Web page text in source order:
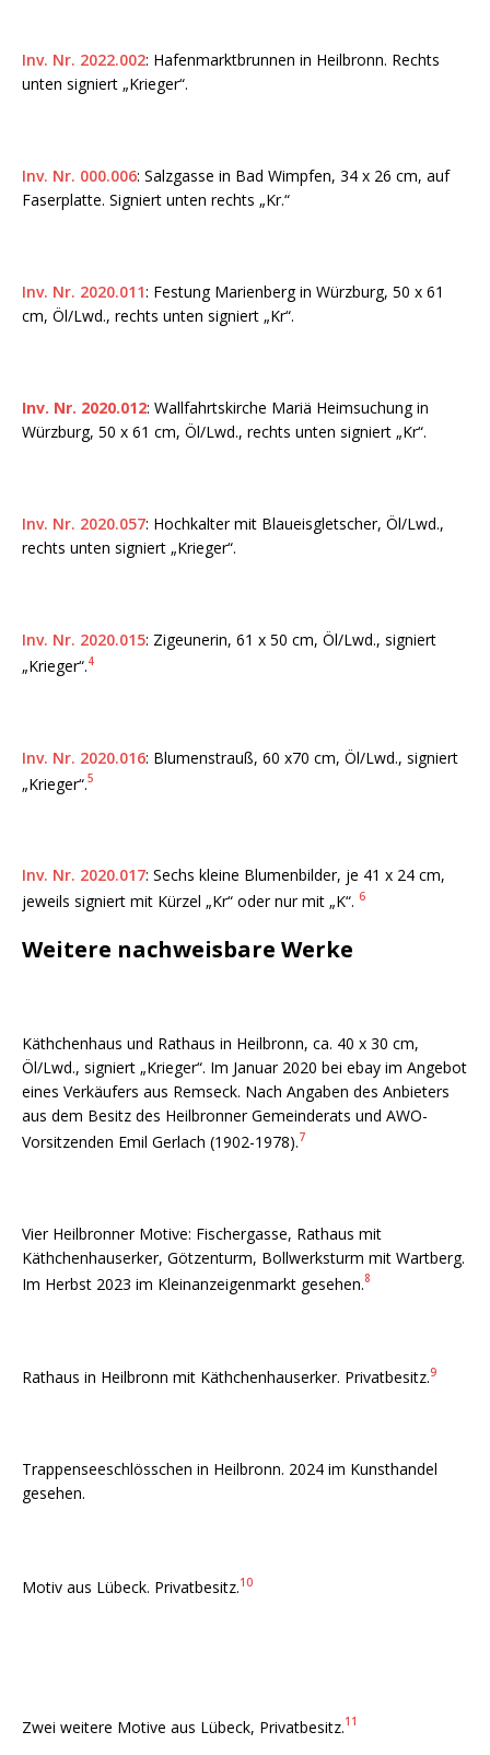
Inv. Nr. 2022.002: Hafenmarktbrunnen in Heilbronn. Rechts
unten signiert „Krieger“.
Inv. Nr. 000.006: Salzgasse in Bad Wimpfen, 34 x 26 cm, auf
Faserplatte. Signiert unten rechts „Kr.“
Inv. Nr. 2020.011: Festung Marienberg in Würzburg, 50 x 61
cm, Öl/Lwd., rechts unten signiert „Kr“.
Inv. Nr. 2020.012: Wallfahrtskirche Mariä Heimsuchung in
Würzburg, 50 x 61 cm, Öl/Lwd., rechts unten signiert „Kr“.
Inv. Nr. 2020.057: Hochkalter mit Blaueisgletscher, Öl/Lwd.,
rechts unten signiert „Krieger“.
Inv. Nr. 2020.015: Zigeunerin, 61 x 50 cm, Öl/Lwd., signiert
„Krieger“.4
Inv. Nr. 2020.016: Blumenstrauß, 60 x70 cm, Öl/Lwd., signiert
„Krieger“.5
Inv. Nr. 2020.017: Sechs kleine Blumenbilder, je 41 x 24 cm,
jeweils signiert mit Kürzel „Kr“ oder nur mit „K“. 6
Weitere nachweisbare Werke
Käthchenhaus und Rathaus in Heilbronn, ca. 40 x 30 cm,
Öl/Lwd., signiert „Krieger“. Im Januar 2020 bei ebay im Angebot
eines Verkäufers aus Remseck. Nach Angaben des Anbieters
aus dem Besitz des Heilbronner Gemeinderats und AWO-
Vorsitzenden Emil Gerlach (1902-1978).7
Vier Heilbronner Motive: Fischergasse, Rathaus mit
Käthchenhauserker, Götzenturm, Bollwerksturm mit Wartberg.
Im Herbst 2023 im Kleinanzeigenmarkt gesehen.8
Rathaus in Heilbronn mit Käthchenhauserker. Privatbesitz.9
Trappenseeschlösschen in Heilbronn. 2024 im Kunsthandel
gesehen.
Motiv aus Lübeck. Privatbesitz.10
Zwei weitere Motive aus Lübeck, Privatbesitz.11